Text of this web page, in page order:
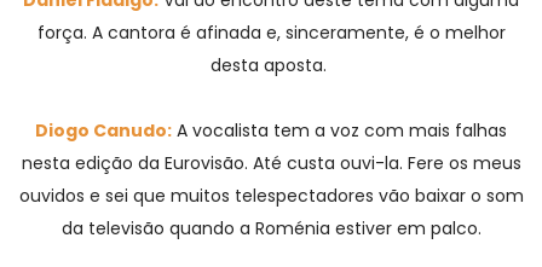
força. A cantora é afinada e, sinceramente, é o melhor
desta aposta.
Diogo Canudo: A vocalista tem a voz com mais falhas
nesta edição da Eurovisão. Até custa ouvi-la. Fere os meus
ouvidos e sei que muitos telespectadores vão baixar o som
da televisão quando a Roménia estiver em palco.